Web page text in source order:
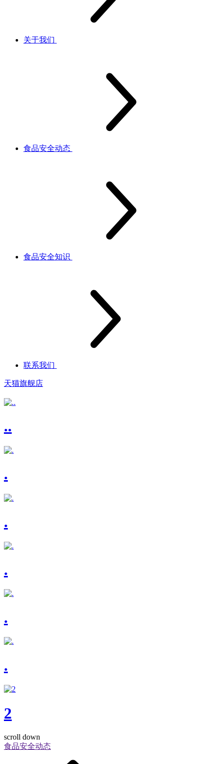
关于我们
食品安全动态
食品安全知识
联系我们
天猫旗舰店
..
.
.
.
.
.
2
scroll down
食品安全动态